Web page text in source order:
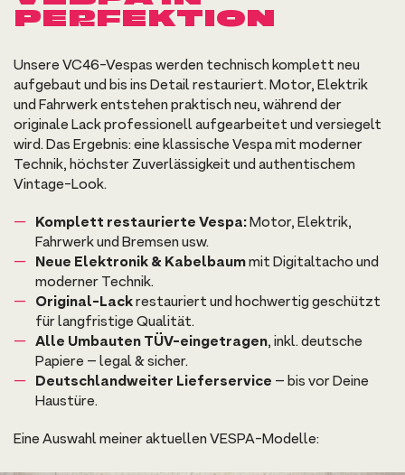
PERFEKTION
Unsere VC46-Vespas werden technisch komplett neu
aufgebaut und bis ins Detail restauriert. Motor, Elektrik
und Fahrwerk entstehen praktisch neu, während der
originale Lack professionell aufgearbeitet und versiegelt
wird. Das Ergebnis: eine klassische Vespa mit moderner
Technik, höchster Zuverlässigkeit und authentischem
Vintage-Look.
Komplett restaurierte Vespa:Motor, Elektrik,
Fahrwerk und Bremsen usw.
Neue Elektronik & Kabelbaummit Digitaltacho und
moderner Technik.
Original-Lackrestauriert und hochwertig geschützt
für langfristige Qualität.
Alle Umbauten TÜV-eingetragen, inkl. deutsche
Papiere – legal & sicher.
Deutschlandweiter Lieferservice – bis vor Deine
Haustüre.
Eine Auswahl meiner aktuellen VESPA-Modelle: